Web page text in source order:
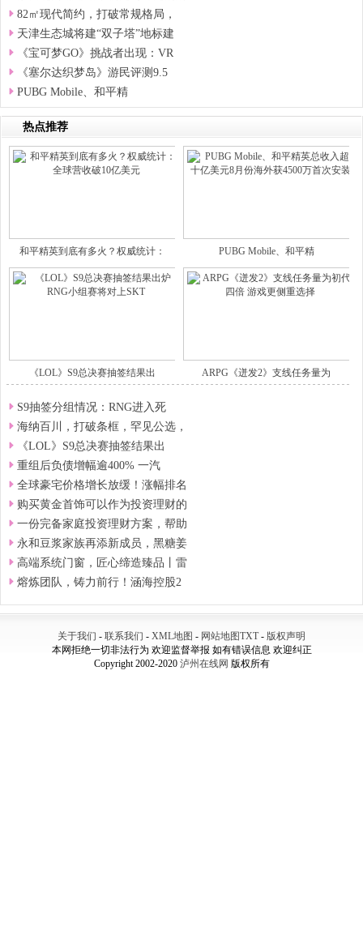
82㎡现代简约，打破常规格局，
天津生态城将建“双子塔”地标建
《宝可梦GO》挑战者出现：VR
《塞尔达织梦岛》游民评测9.5
PUBG Mobile、和平精
热点推荐
和平精英到底有多火？权威统计： PUBG Mobile、和平精
《LOL》S9总决赛抽签结果出 ARPG《迸发2》支线任务量为
S9抽签分组情况：RNG进入死
海纳百川，打破条框，罕见公选，
《LOL》S9总决赛抽签结果出
重组后负债增幅逾400% 一汽
全球豪宅价格增长放缓！涨幅排名
购买黄金首饰可以作为投资理财的
一份完备家庭投资理财方案，帮助
永和豆浆家族再添新成员，黑糖姜
高端系统门窗，匠心缔造臻品丨雷
熔炼团队，铸力前行！涵海控股2
关于我们 - 联系我们 - XML地图 - 网站地图TXT- 版权声明
本网拒绝一切非法行为 欢迎监督举报 如有错误信息 欢迎纠正
Copyright 2002-2020 泸州在线网 版权所有